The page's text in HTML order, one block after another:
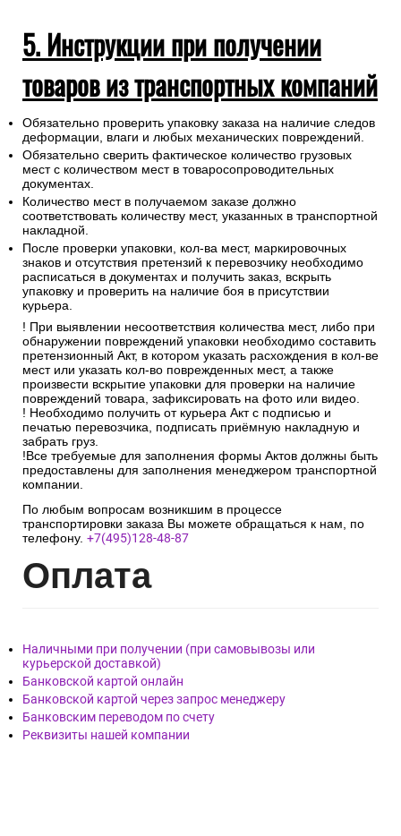
5. Инструкции при получении
товаров из транспортных компаний
Обязательно проверить упаковку заказа на наличие следов
деформации, влаги и любых механических повреждений.
Обязательно сверить фактическое количество грузовых
мест с количеством мест в товаросопроводительных
документах.
Количество мест в получаемом заказе должно
соответствовать количеству мест, указанных в транспортной
накладной.
После проверки упаковки, кол-ва мест, маркировочных
знаков и отсутствия претензий к перевозчику необходимо
расписаться в документах и получить заказ, вскрыть
упаковку и проверить на наличие боя в присутствии
курьера.
! При выявлении несоответствия количества мест, либо при
обнаружении повреждений упаковки необходимо составить
претензионный Акт, в котором указать расхождения в кол-ве
мест или указать кол-во поврежденных мест, а также
произвести вскрытие упаковки для проверки на наличие
повреждений товара, зафиксировать на фото или видео.
! Необходимо получить от курьера Акт с подписью и
печатью перевозчика, подписать приёмную накладную и
забрать груз.
!Все требуемые для заполнения формы Актов должны быть
предоставлены для заполнения менеджером транспортной
компании.
По любым вопросам возникшим в процессе
транспортировки заказа Вы можете обращаться к нам, по
телефону. +7(495)128-48-87
Оплата
Наличными при получении (при самовывозы или
курьерской доставкой)
Банковской картой онлайн
Банковской картой через запрос менеджеру
Банковским переводом по счету
Реквизиты нашей компании